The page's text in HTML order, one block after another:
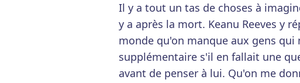
Il y a tout un tas de choses à
y a après la mort. Keanu Reeves y
monde qu'on manque aux gens qui
supplémentaire s'il en fallait une
avant de penser à lui. Qu'on me